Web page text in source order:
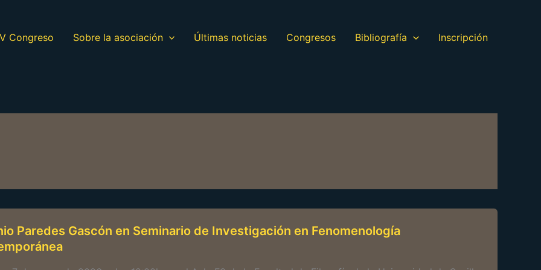
Congreso Sobre la asociación Últimas noticias Congresos Bibliografía Inscripción
Paredes Gascón en Seminario de Investigación en Fenomenología